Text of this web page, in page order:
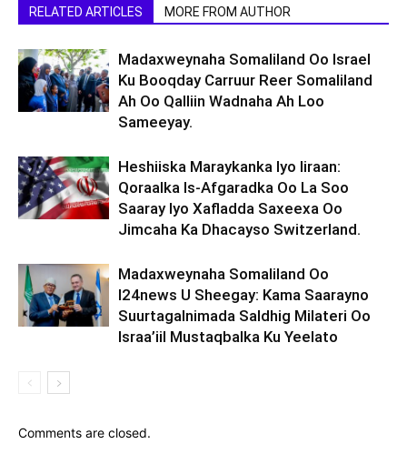
RELATED ARTICLES MORE FROM AUTHOR
Madaxweynaha Somaliland Oo Israel
Ku Booqday Carruur Reer Somaliland
Ah Oo Qalliin Wadnaha Ah Loo
Sameeyay.
Heshiiska Maraykanka Iyo Iiraan:
Qoraalka Is-Afgaradka Oo La Soo
Saaray Iyo Xafladda Saxeexa Oo
Jimcaha Ka Dhacayso Switzerland.
Madaxweynaha Somaliland Oo
I24news U Sheegay: Kama Saarayno
Suurtagalnimada Saldhig Milateri Oo
Israa’iil Mustaqbalka Ku Yeelato
Comments are closed.